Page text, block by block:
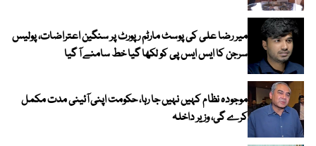
میر رضا علی کی پوسٹ مارٹم رپورٹ پر سنگین اعتراضات، پولیس
سرجن کا ایس ایس پی کو لکھا گیا خط سامنے آ گیا
موجودہ نظام کہیں نہیں جا رہا، حکومت اپنی آئینی مدت مکمل
کرے گی، وزیر داخلہ